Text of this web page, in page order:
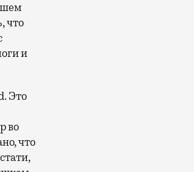
что
и
Это
во
что